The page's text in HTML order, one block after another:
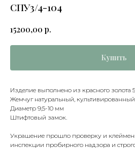
СПУ3/4-104
15200,00 р.
Купить
Изделие выполнено из красного золота
Жемчуг натуральный,
Диаметр 9,5-10 мм
Штифтовый замок.
Украшение прошло проверку и
инспекции пробирного надзора и строго